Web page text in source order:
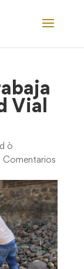
Vial
ò
Comentarios